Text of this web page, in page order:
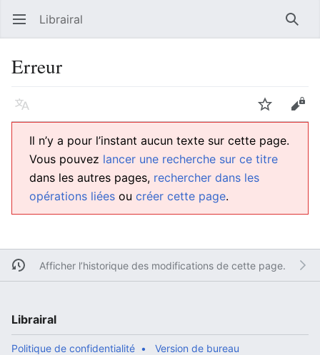
Ouvrir le menu principal Librairal
Erreur
Langue Suivre
Il n’y a pour l’instant aucun texte sur cette page.
Vous pouvez lancer une recherche sur ce titre
dans les autres pages, rechercher dans les
opérations liées ou créer cette page.
Afficher l’historique des modifications de cette page.
Librairal
Politique de confidentialité Version de bureau